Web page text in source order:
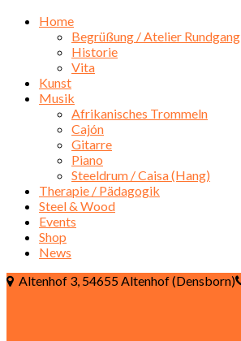
Home
Begrüßung / Atelier Rundgang
Historie
Vita
Kunst
Musik
Afrikanisches Trommeln
Cajón
Gitarre
Piano
Steeldrum / Caisa (Hang)
Therapie / Pädagogik
Steel & Wood
Events
Shop
News
Altenhof 3, 54655 Altenhof (Densborn)